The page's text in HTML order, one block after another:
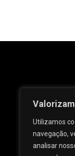
Utilizamos
navegação,
analisar